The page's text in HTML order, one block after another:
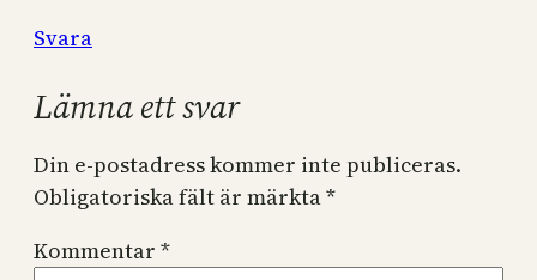
Svara
Lämna ett svar
Din e-postadress kommer inte publiceras.
Obligatoriska fält är märkta*
Kommentar *